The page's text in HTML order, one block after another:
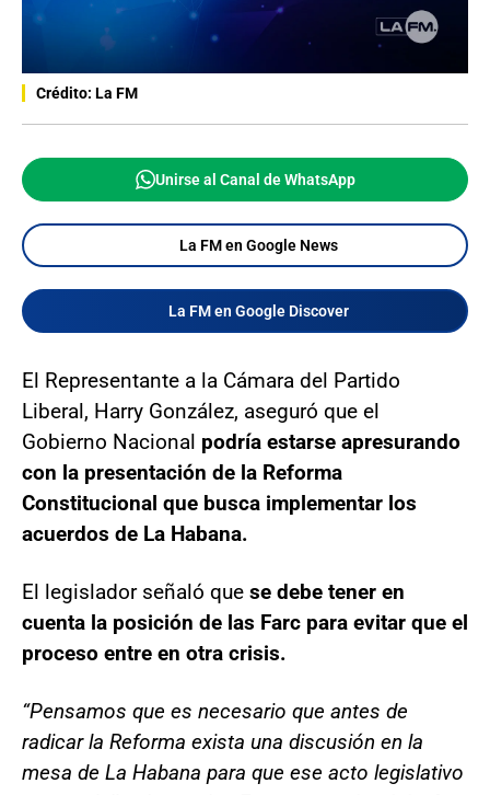
Crédito: La FM
Unirse al Canal de WhatsApp
La FM en Google News
La FM en Google Discover
El Representante a la Cámara del Partido
Liberal, Harry González, aseguró que el
Gobierno Nacional podría estarse apresurando
con la presentación de la Reforma
Constitucional que busca implementar los
acuerdos de La Habana.
El legislador señaló que se debe tener en
cuenta la posición de las Farc para evitar que el
proceso entre en otra crisis.
“Pensamos que es necesario que antes de
radicar la Reforma exista una discusión en la
mesa de La Habana para que ese acto legislativo